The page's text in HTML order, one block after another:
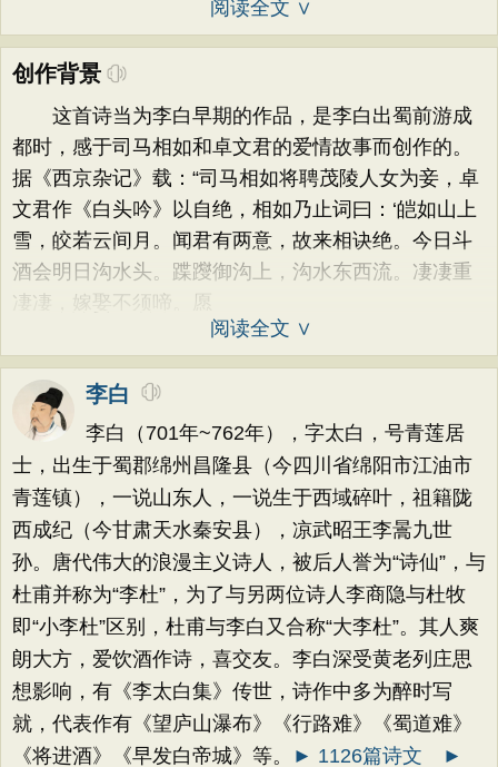
阅读全文 ∨
创作背景
这首诗当为李白早期的作品，是李白出蜀前游成
都时，感于司马相如和卓文君的爱情故事而创作的。
据《西京杂记》载：“司马相如将聘茂陵人女为妾，卓
文君作《白头吟》以自绝，相如乃止词曰：‘皑如山上
雪，皎若云间月。闻君有两意，故来相诀绝。今日斗
酒会明日沟水头。蹀躞御沟上，沟水东西流。凄凄重
凄凄，嫁娶不须啼。愿
阅读全文 ∨
李白
李白（701年~762年），字太白，号青莲居
士，出生于蜀郡绵州昌隆县（今四川省绵阳市江油市
青莲镇），一说山东人，一说生于西域碎叶，祖籍陇
西成纪（今甘肃天水秦安县），凉武昭王李暠九世
孙。唐代伟大的浪漫主义诗人，被后人誉为“诗仙”，与
杜甫并称为“李杜”，为了与另两位诗人李商隐与杜牧
即“小李杜”区别，杜甫与李白又合称“大李杜”。其人爽
朗大方，爱饮酒作诗，喜交友。李白深受黄老列庄思
想影响，有《李太白集》传世，诗作中多为醉时写
就，代表作有《望庐山瀑布》《行路难》《蜀道难》
《将进酒》《早发白帝城》等。
► 1126篇诗文 ►